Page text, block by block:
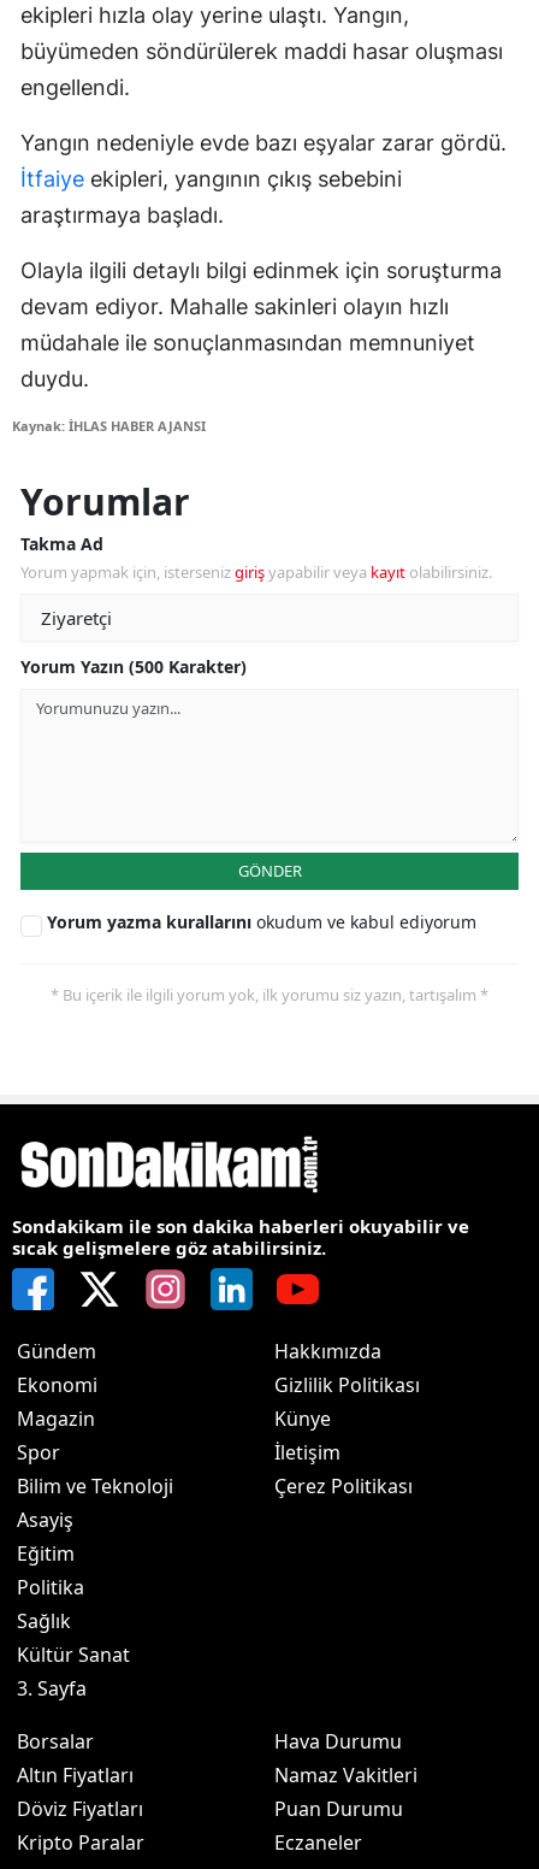
ekipleri hızla olay yerine ulaştı. Yangın,
büyümeden söndürülerek maddi hasar oluşması
engellendi.
Yangın nedeniyle evde bazı eşyalar zarar gördü.
İtfaiye ekipleri, yangının çıkış sebebini
araştırmaya başladı.
Olayla ilgili detaylı bilgi edinmek için soruşturma
devam ediyor. Mahalle sakinleri olayın hızlı
müdahale ile sonuçlanmasından memnuniyet
duydu.
Kaynak: İHLAS HABER AJANSI
Yorumlar
Takma Ad
Yorum yapmak için, istersenizgirişyapabilir veya kayıt olabilirsiniz.
Yorum Yazın (500 Karakter)
GÖNDER
Yorum yazma kurallarını okudum ve kabul ediyorum
* Bu içerik ile ilgili yorum yok, ilk yorumu siz yazın, tartışalım *
Sondakikam ile son dakika haberleri okuyabilir ve
sıcak gelişmelere göz atabilirsiniz.
Gündem
Ekonomi
Magazin
Spor
Bilim ve Teknoloji
Asayiş
Eğitim
Politika
Sağlık
Kültür Sanat
3. Sayfa
Hakkımızda
Gizlilik Politikası
Künye
İletişim
Çerez Politikası
Borsalar
Altın Fiyatları
Döviz Fiyatları
Kripto Paralar
Hava Durumu
Namaz Vakitleri
Puan Durumu
Eczaneler